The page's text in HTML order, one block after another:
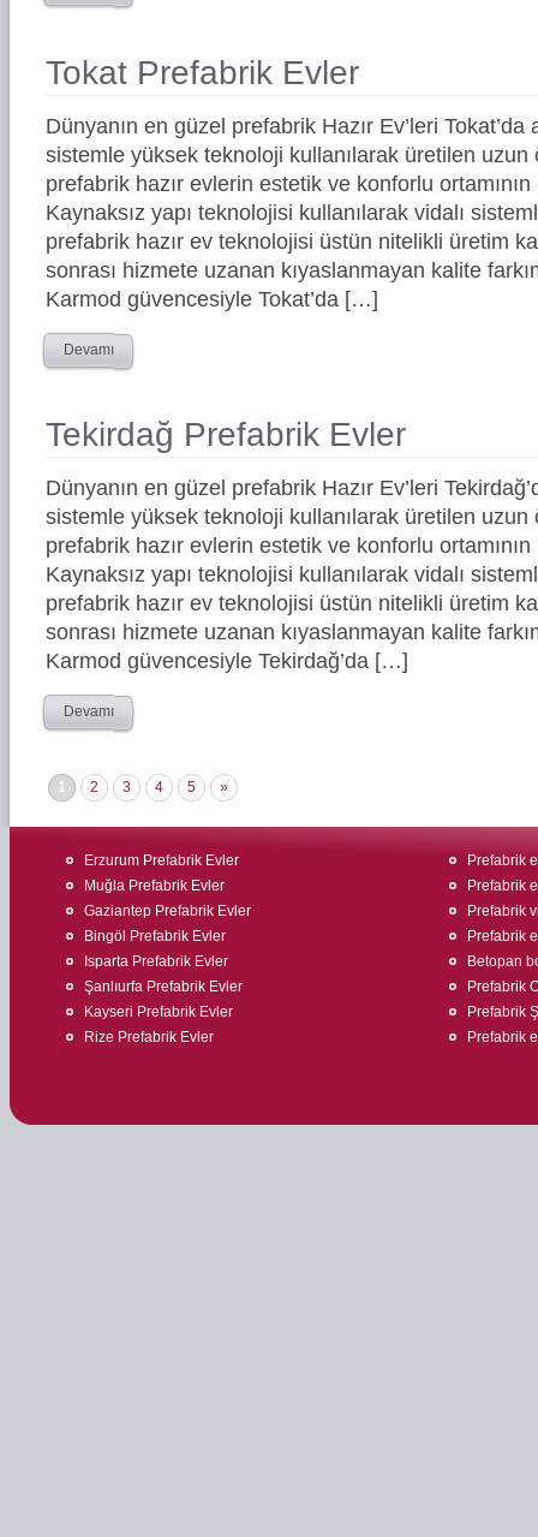
Tokat Prefabrik Evler
Dünyanın en güzel prefabrik Hazır Ev’leri
sistemle yüksek teknoloji kullanılarak üretilen
prefabrik hazır evlerin estetik ve konforlu ortamının
Kaynaksız yapı teknolojisi kullanılarak vidalı
prefabrik hazır ev teknolojisi üstün nitelikli üretim
sonrası hizmete uzanan kıyaslanmayan kalite
Karmod güvencesiyle Tokat’da […]
Devamı
Tekirdağ Prefabrik Evler
Dünyanın en güzel prefabrik Hazır Ev’leri
sistemle yüksek teknoloji kullanılarak üretilen
prefabrik hazır evlerin estetik ve konforlu ortamının
Kaynaksız yapı teknolojisi kullanılarak vidalı
prefabrik hazır ev teknolojisi üstün nitelikli üretim
sonrası hizmete uzanan kıyaslanmayan kalite
Karmod güvencesiyle Tekirdağ’da […]
Devamı
1 2 3 4 5 »
Erzurum Prefabrik Evler
Muğla Prefabrik Evler
Gaziantep Prefabrik Evler
Bingöl Prefabrik Evler
Isparta Prefabrik Evler
Şanlıurfa Prefabrik Evler
Kayseri Prefabrik Evler
Rize Prefabrik Evler
Prefabrik
Prefabrik
Prefabrik
Prefabrik
Betopan
Prefabrik
Prefabrik
Prefabrik